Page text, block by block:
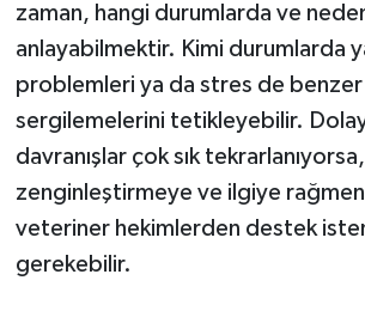
zaman, hangi durumlarda ve
anlayabilmektir. Kimi durumlarda
problemleri ya da stres de benzer
sergilemelerini tetikleyebilir.
davranışlar çok sık
zenginleştirmeye ve ilgiye rağmen
veteriner hekimlerden destek
gerekebilir.